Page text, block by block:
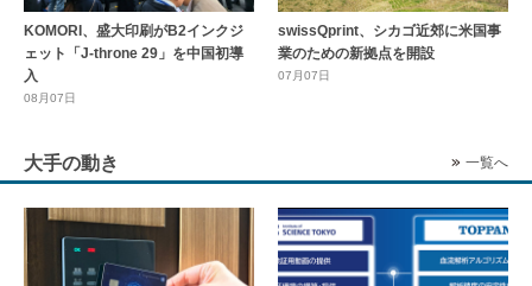
KOMORI、盛大印刷がB2インクジ
ェット「J-throne 29」を中国初導
入
08月07日
swissQprint、シカゴ近郊に⽶国事
業のための新拠点を開設
07月07日
大手の動き 一覧へ